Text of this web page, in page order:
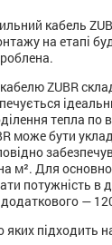
кабель
на етапі
ZUBR
тепла по
може бути
м². Для
потужність в
—
яких підходить